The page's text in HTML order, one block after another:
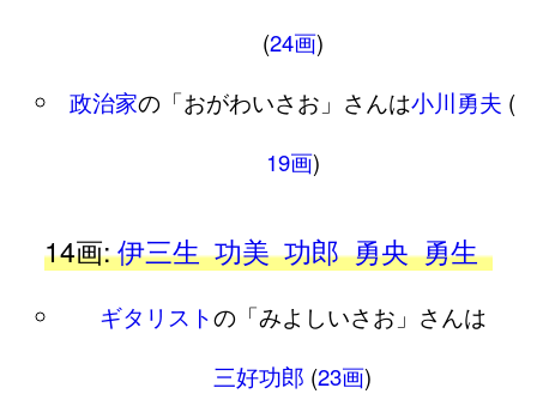
(24画)
政治家の「おがわいさお」さんは小川勇夫 (
19画)
14画:伊三生 功美 功郎 勇央 勇生
ギタリストの「みよしいさお」さんは
三好功郎 (23画)